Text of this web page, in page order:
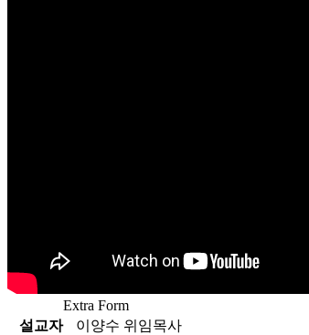
Extra Form
설교자
이양수 위임목사